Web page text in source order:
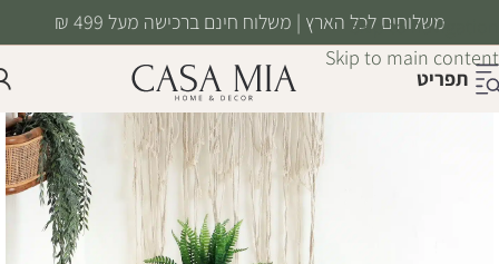
Skip to navigation
Skip to main content
משלוחים לכל הארץ | משלוח חינם ברכישה מעל 499 ₪
תפריט